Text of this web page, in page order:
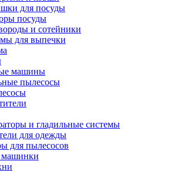
для посуды
посуды
и сотейники
для выпечки
машины
пылесосы
и гладильные системы
для одежды
для пылесосов